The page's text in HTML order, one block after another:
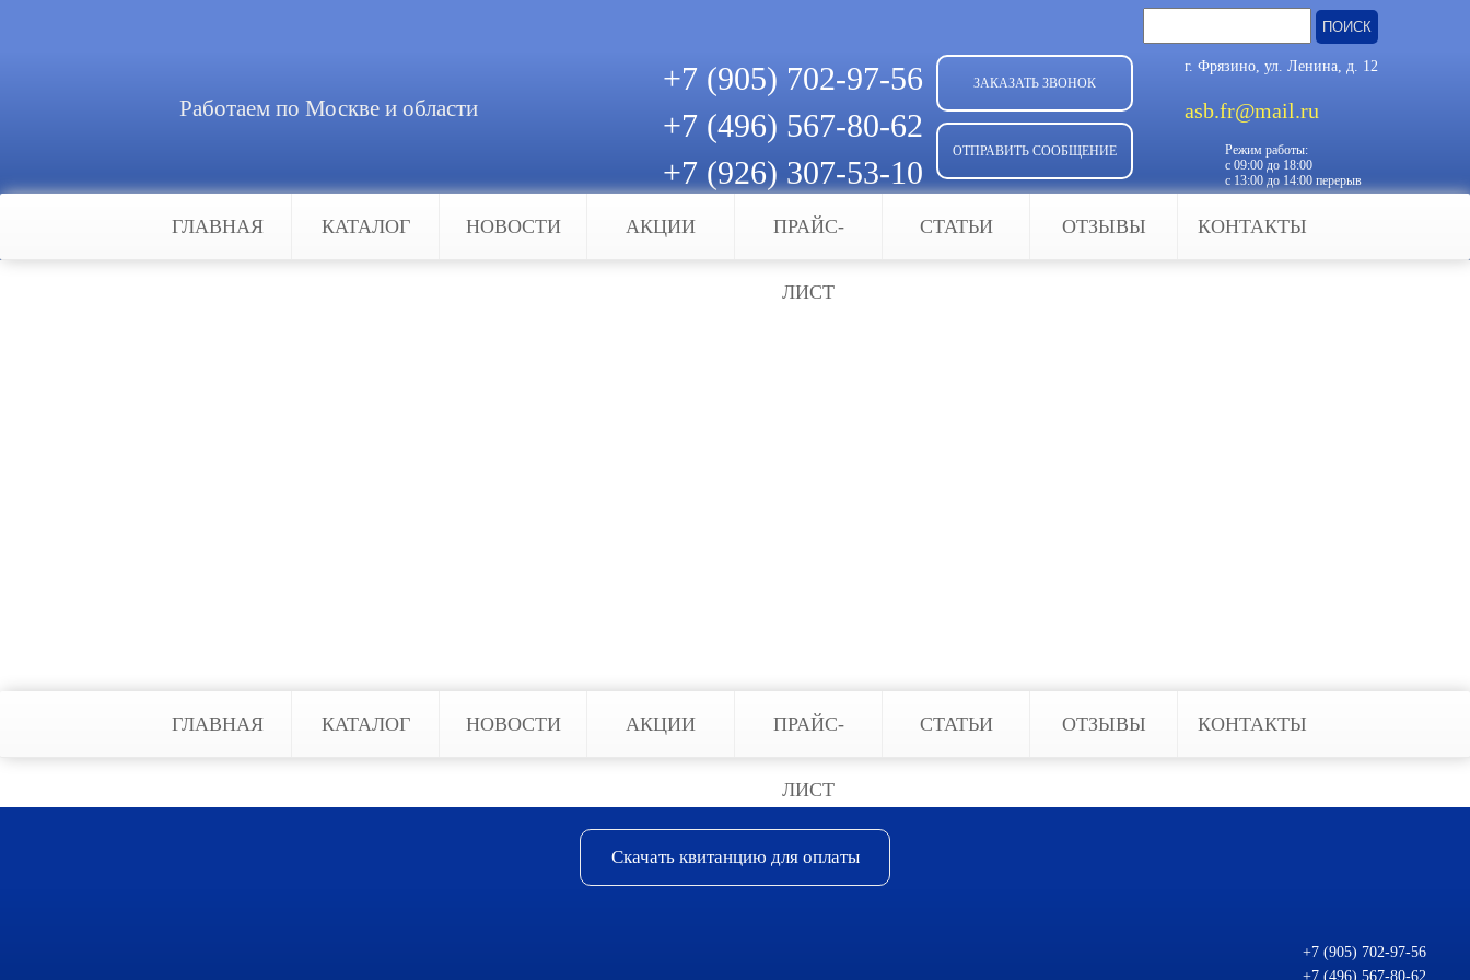
Работаем по Москве и области
+7 (905) 702-97-56
+7 (496) 567-80-62
+7 (926) 307-53-10
Скачать квитанцию для оплаты
ЗАКАЗАТЬ ЗВОНОК
ОТПРАВИТЬ СООБЩЕНИЕ
г. Фрязино, ул. Ленина, д. 12
asb.fr@mail.ru
Режим работы:
с 09:00 до 18:00
с 13:00 до 14:00 перерыв
ГЛАВНАЯ КАТАЛОГ НОВОСТИ АКЦИИ ПРАЙС-
ЛИСТ
СТАТЬИ ОТЗЫВЫ КОНТАКТЫ
ГЛАВНАЯ КАТАЛОГ НОВОСТИ АКЦИИ ПРАЙС-
ЛИСТ
СТАТЬИ ОТЗЫВЫ КОНТАКТЫ
Скачать квитанцию для оплаты
+7 (905) 702-97-56
+7 (496) 567-80-62